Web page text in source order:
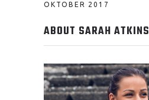
OKTOBER 2017
ABOUT SARAH ATKINS